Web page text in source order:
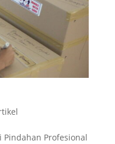
Pindahan Profesional